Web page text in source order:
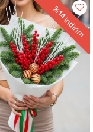
%14
indirim